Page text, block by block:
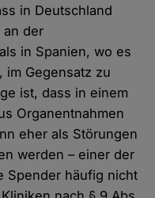
in Deutschland
an der
in Spanien, wo es
im Gegensatz zu
ist, dass in einem
Organentnahmen
eher als Störungen
werden – einer der
Spender häufig nicht